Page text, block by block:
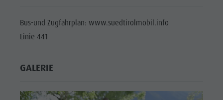
Bus-und Zugfahrplan: www.suedtirolmobil.info
Linie 441
GALERIE